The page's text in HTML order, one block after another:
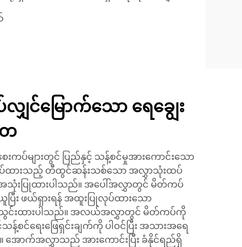
ျှင်မြောက်သော ရေချွေး
တ
းကပ်များတွင် ပြည်နှင့် သန့်စင်မှုအားကောင်းသော
စပ်ထားသည့် တီထွင်ဆန်းသစ်သော အလွှာသုံးထပ်
အသုံးပြုထားပါသည်။ အပေါ်အလွှာတွင် မိတ်ကပ်
ြီး ဖယ်ရှားရန် အထူးပြုလုပ်ထားသော
င်းထားပါသည်။ အလယ်အလွှာတွင် မိတ်ကပ်ကို
န့်စင်ရေးဖြေရှင်းချက်ကို ပါဝင်ပြီး အသားအရေ
အောက်အလွှာသည် အားကောင်းပြီး ခံနိုင်ရည်ရှိ